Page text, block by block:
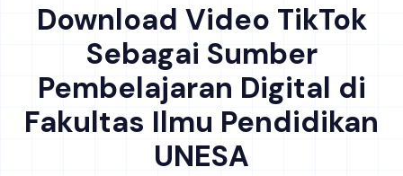
Download Video TikTok
Sebagai Sumber
Pembelajaran Digital di
Fakultas Ilmu Pendidikan
UNESA